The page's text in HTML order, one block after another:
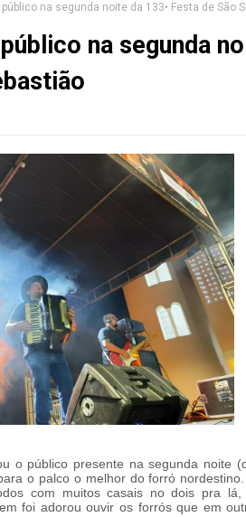
na segunda noite da 133• Festa de São
na segunda
o público presente na segunda noite
o palco o melhor do forró
com muitos casais no dois pra
foi adorou ouvir os forrós que em